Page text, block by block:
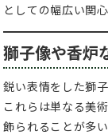
としての幅広い関
獅子像や香炉
鋭い表情をした獅
これらは単なる美
飾られることが多い